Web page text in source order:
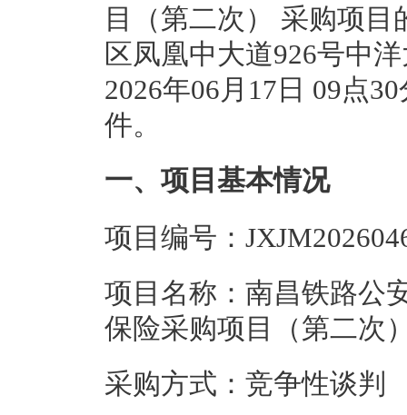
目（第二次） 采购项
区凤凰中大道926号中
2026年06月17日 09点
件。
一、项目基本情况
项目编号：
项目名称：南昌铁路公
保险采购项目（第二次
采购方式：竞争性谈判